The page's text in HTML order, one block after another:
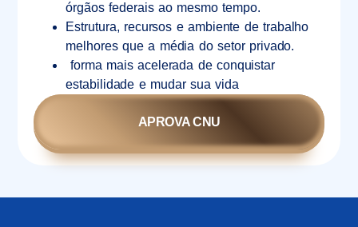
órgãos federais ao mesmo tempo.
Estrutura, recursos e ambiente de trabalho
melhores que a média do setor privado.
forma mais acelerada de conquistar
estabilidade e mudar sua vida
APROVA CNU